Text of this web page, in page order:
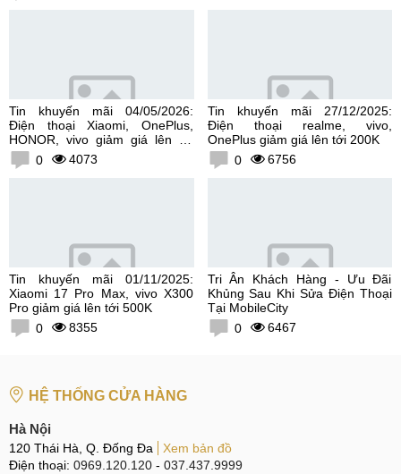
Tin khuyến mãi 04/05/2026:
Điện thoại Xiaomi, OnePlus,
HONOR, vivo giảm giá lên tới
300K0 4073
Tin khuyến mãi 27/12/2025:
Điện thoại realme, vivo,
OnePlus giảm giá lên tới 200K
0
6756
Tin khuyến mãi 01/11/2025:
Xiaomi 17 Pro Max, vivo X300
Pro giảm giá lên tới 500K
0
8355
Tri Ân Khách Hàng - Ưu Đãi
Khủng Sau Khi Sửa Điện Thoại
Tại MobileCity
0
6467
HỆ THỐNG CỬA HÀNG
Hà Nội
120 Thái Hà, Q. Đống Đa
Xem bản đồ
Điện thoại: 0969.120.120 - 037.437.9999